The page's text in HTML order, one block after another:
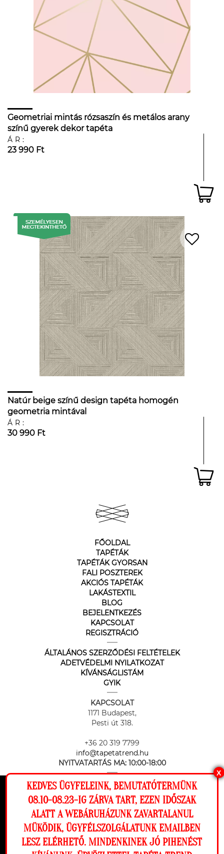
Ez a weboldal cookie-kat használ, hogy a
lehető legjobb élményt nyújtsa honlapunkon.
Beállítások
Elutasítom Engedélyezem
Geometriai mintás rózsaszín és metálos arany
színű gyerek dekor tapéta
ÁR:
23 990 Ft
Natúr beige színű design tapéta homogén
geometria mintával
ÁR:
30 990 Ft
FŐOLDAL
TAPÉTÁK
TAPÉTÁK GYORSAN
FALI POSZTEREK
AKCIÓS TAPÉTÁK
LAKÁSTEXTIL
BLOG
BEJELENTKEZÉS
KAPCSOLAT
REGISZTRÁCIÓ
ÁLTALÁNOS SZERZŐDÉSI FELTÉTELEK
ADETVÉDELMI NYILATKOZAT
KÍVÁNSÁGLISTÁM
GYIK
KAPCSOLAT
1171 Budapest,
Pesti út 318.
+36 20 319 7799
info@tapetatrend.hu
NYITVATARTÁS MA: 10:00-18:00
Az online fizetést a Barion Payment Zrt. biztosítja, MNB engedély
száma: H-EN-I-1064/2013
X
KEDVES ÜGYFELEINK, BEMUTATÓTERMÜNK
08.10-08.23-IG ZÁRVA TART, EZEN IDŐSZAK
ALATT A WEBÁRUHÁZUNK ZAVARTALANUL
MÜKÖDIK, ÜGYFÉLSZOLGÁLATUNK EMAILBEN
LESZ ELÉRHETŐ. MINDENKINEK JÓ PIHENÉST